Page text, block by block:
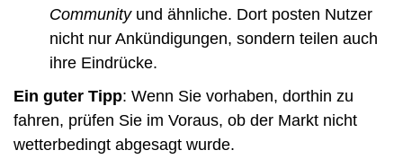
Communityund ähnliche. Dort posten Nutzer
nicht nur Ankündigungen, sondern teilen auch
ihre Eindrücke.
Ein guter Tipp: Wenn Sie vorhaben, dorthin zu
fahren, prüfen Sie im Voraus, ob der Markt nicht
wetterbedingt abgesagt wurde.